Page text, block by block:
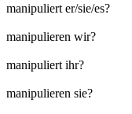
manipuliert er/sie/es?
manipulieren wir?
manipuliert ihr?
manipulieren sie?